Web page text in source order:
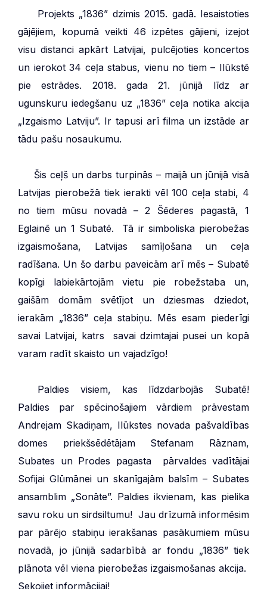
Projekts „1836” dzimis 2015. gadā. Iesaistoties
gājējiem, kopumā veikti 46 izpētes gājieni, izejot
visu distanci apkārt Latvijai, pulcējoties koncertos
un ierokot 34 ceļa stabus, vienu no tiem – Ilūkstē
pie estrādes. 2018. gada 21. jūnijā līdz ar
ugunskuru iedegšanu uz „1836” ceļa notika akcija
„Izgaismo Latviju”. Ir tapusi arī filma un izstāde ar
tādu pašu nosaukumu.
Šis ceļš un darbs turpinās – maijā un jūnijā visā
Latvijas pierobežā tiek ierakti vēl 100 ceļa stabi, 4
no tiem mūsu novadā – 2 Šēderes pagastā, 1
Eglainē un 1 Subatē. Tā ir simboliska pierobežas
izgaismošana, Latvijas samīļošana un ceļa
radīšana. Un šo darbu paveicām arī mēs – Subatē
kopīgi labiekārtojām vietu pie robežstaba un,
gaišām domām svētījot un dziesmas dziedot,
ierakām „1836” ceļa stabiņu. Mēs esam piederīgi
savai Latvijai, katrs savai dzimtajai pusei un kopā
varam radīt skaisto un vajadzīgo!
Paldies visiem, kas līdzdarbojās Subatē!
Paldies par spēcinošajiem vārdiem prāvestam
Andrejam Skadiņam, Ilūkstes novada pašvaldības
domes priekšsēdētājam Stefanam Rāznam,
Subates un Prodes pagasta pārvaldes vadītājai
Sofijai Glūmānei un skanīgajām balsīm – Subates
ansamblim „Sonāte”. Paldies ikvienam, kas pielika
savu roku un sirdsiltumu! Jau drīzumā informēsim
par pārējo stabiņu ierakšanas pasākumiem mūsu
novadā, jo jūnijā sadarbībā ar fondu „1836” tiek
plānota vēl viena pierobežas izgaismošanas akcija.
Sekojiet informācijai!